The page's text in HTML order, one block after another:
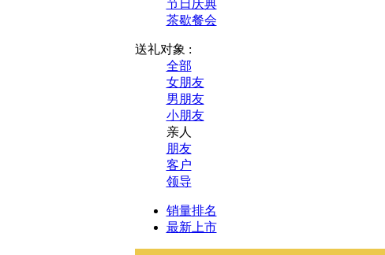
节日庆典
茶歇餐会
送礼对象 :
全部
女朋友
男朋友
小朋友
亲人
朋友
客户
领导
销量排名
最新上市